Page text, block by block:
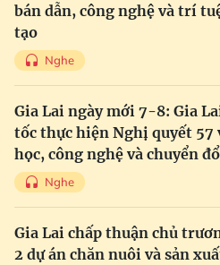
bán dẫn, công nghệ và trí
tạo
Nghe
Gia Lai ngày mới 7-8: Gia
tốc thực hiện Nghị quyết 57
học, công nghệ và chuyển
Nghe
Gia Lai chấp thuận chủ
2 dự án chăn nuôi và sản